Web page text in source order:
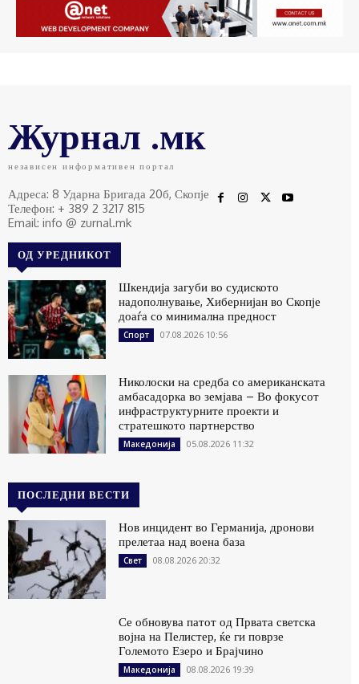
Журнал .мк
независен информативен портал
Адреса: 8 Ударна Бригада 20б, Скопје
Телефон: + 389 2 3217 815
Email: info @ zurnal.mk
ОД УРЕДНИКОТ
Шкендија загуби во судиското
надополнување, Хибернијан во Скопје
доаѓа со минимална предност
Спорт 07.08.2026 10:56
Николоски на средба со американската
амбасадорка во земјава – Во фокусот
инфраструктурните проекти и
стратешкото партнерство
Македонија 05.08.2026 11:32
ПОСЛЕДНИ ВЕСТИ
Нов инцидент во Германија, дронови
прелетаа над воена база
Свет 08.08.2026 20:32
Се обновува патот од Првата светска
војна на Пелистер, ќе ги поврзе
Големото Езеро и Брајчино
Македонија 08.08.2026 19:39